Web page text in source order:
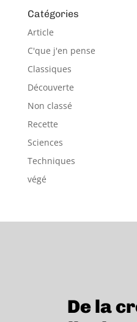
Catégories
Article
C'que j'en pense
Classiques
Découverte
Non classé
Recette
Sciences
Techniques
végé
De la